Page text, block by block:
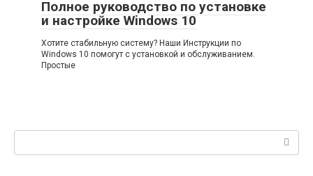
Полное руководство по установке
и настройке Windows 10
Хотите стабильную систему? Наши Инструкции по
Windows 10 помогут с установкой и обслуживанием.
Простые